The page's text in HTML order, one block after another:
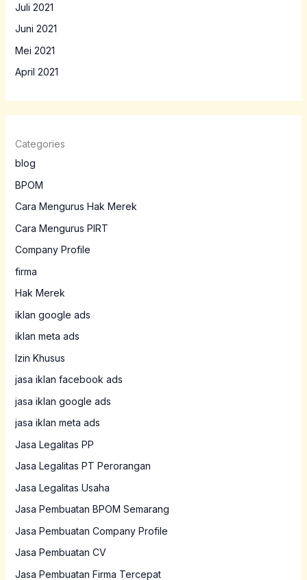
Juli 2021
Juni 2021
Mei 2021
April 2021
Categories
blog
BPOM
Cara Mengurus Hak Merek
Cara Mengurus PIRT
Company Profile
firma
Hak Merek
iklan google ads
iklan meta ads
Izin Khusus
jasa iklan facebook ads
jasa iklan google ads
jasa iklan meta ads
Jasa Legalitas PP
Jasa Legalitas PT Perorangan
Jasa Legalitas Usaha
Jasa Pembuatan BPOM Semarang
Jasa Pembuatan Company Profile
Jasa Pembuatan CV
Jasa Pembuatan Firma Tercepat